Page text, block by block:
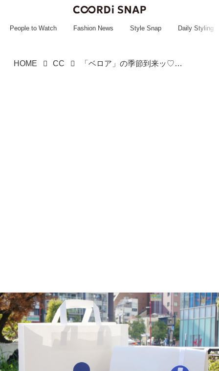
~~~~~~~~~~~
People to Watch Fashion News Style Snap Daily Styling
HOME CC 「ベロア」の季節到来ッ♡【グローバルワーク】着回し力抜群！「刺繍セットアップ」